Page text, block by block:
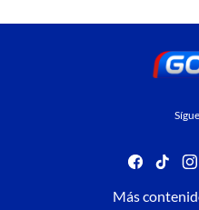
facebook
tiktok
Más